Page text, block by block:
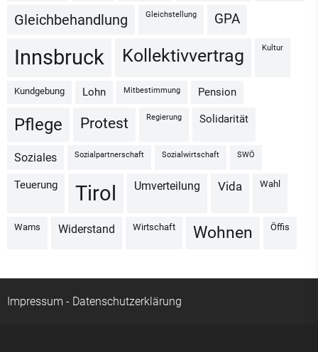
Gleichbehandlung Gleichstellung GPA
Innsbruck Kollektivvertrag Kultur
Kundgebung Lohn Mitbestimmung Pension
Pflege Protest Regierung Solidarität
Soziales Sozialpartnerschaft Sozialwirtschaft SWÖ
Teuerung Tirol Umverteilung vida Wahl
Wams Widerstand Wirtschaft Wohnen Öffis
Impressum - Datenschutzerklärung